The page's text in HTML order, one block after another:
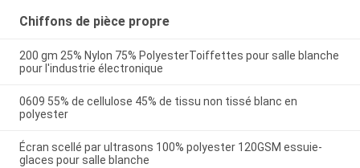
Chiffons de pièce propre
200 gm 25% Nylon 75% PolyesterToiffettes pour salle blanche
pour l'industrie électronique
0609 55% de cellulose 45% de tissu non tissé blanc en
polyester
Écran scellé par ultrasons 100% polyester 120GSM essuie-
glaces pour salle blanche